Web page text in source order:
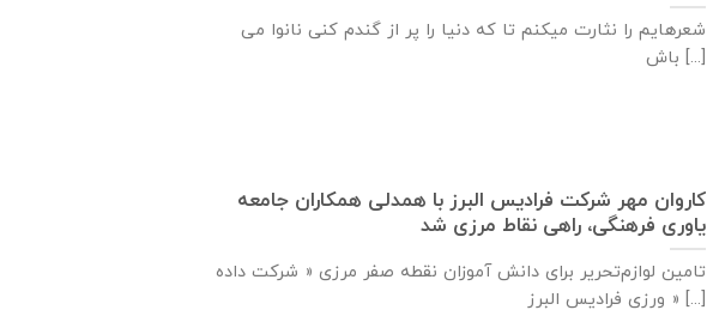
شعرهایم را نثارت میکنم تا که دنیا را پر از گندم کنی نانوا می
باش [...]
كاروان مهر شرکت فرادیس البرز با همدلی همکاران جامعه
یاوری فرهنگی، راهی نقاط مرزی شد
تامين لوازم‌تحرير برای دانش آموزان نقطه صفر مرزی « شرکت داده
ورزی فراديس البرز » [...]